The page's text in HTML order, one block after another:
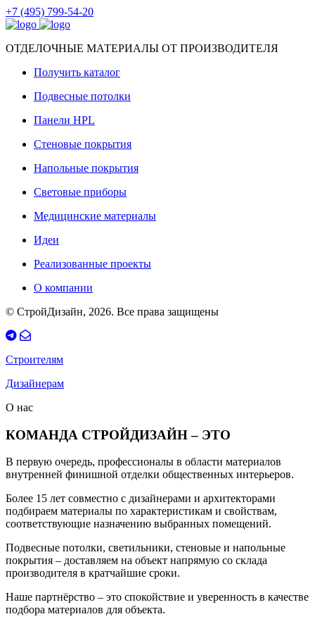
+7 (495) 799-54-20
ОТДЕЛОЧНЫЕ МАТЕРИАЛЫ ОТ ПРОИЗВОДИТЕЛЯ
Получить каталог
Подвесные потолки
Панели HPL
Стеновые покрытия
Напольные покрытия
Световые приборы
Медицинские материалы
Идеи
Реализованные проекты
О компании
© СтройДизайн, 2026. Все права защищены
Строителям
Дизайнерам
О нас
КОМАНДА СТРОЙДИЗАЙН – ЭТО
В первую очередь, профессионалы в области материалов
внутренней финишной отделки общественных интерьеров.
Более 15 лет совместно с дизайнерами и архитекторами
подбираем материалы по характеристикам и свойствам,
соответствующие назначению выбранных помещений.
Подвесные потолки, светильники, стеновые и напольные
покрытия – доставляем на объект напрямую со склада
производителя в кратчайшие сроки.
Наше партнёрство – это спокойствие и уверенность в качестве
подбора материалов для объекта.